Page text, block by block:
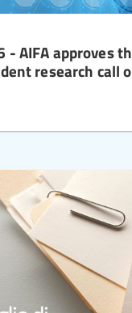
AIFA approves
research call